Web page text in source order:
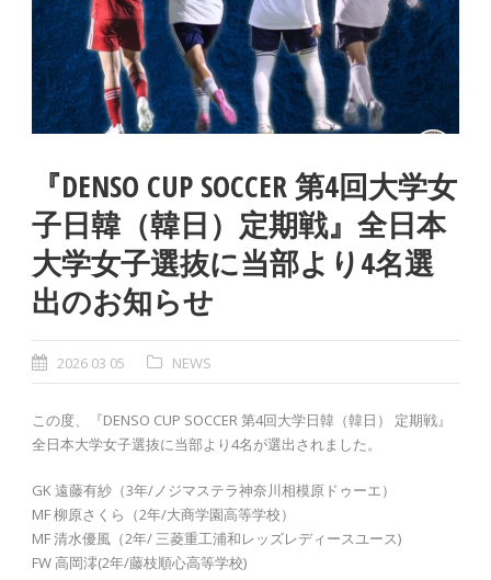
『DENSO CUP SOCCER 第4回大学女
子日韓（韓日）定期戦』全日本
大学女子選抜に当部より4名選
出のお知らせ
2026 03 05 NEWS
この度、『DENSO CUP SOCCER 第4回大学日韓（韓日） 定期戦』
全日本大学女子選抜に当部より4名が選出されました。
GK 遠藤有紗（3年/ノジマステラ神奈川相模原ドゥーエ）
MF 柳原さくら（2年/大商学園高等学校）
MF 清水優風（2年/ 三菱重工浦和レッズレディースユース)
FW 高岡澪(2年/藤枝順心高等学校)